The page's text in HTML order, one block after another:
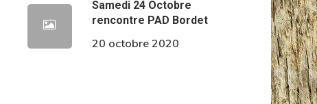
Samedi 24 Octobre
rencontre PAD Bordet
20 octobre 2020